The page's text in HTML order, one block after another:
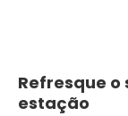
Refresque
estação